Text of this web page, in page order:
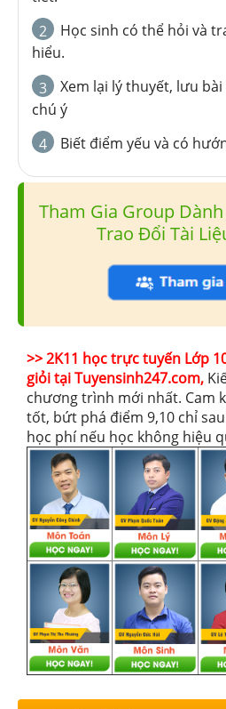
2
Học sinh có thể hỏi và
hiểu.
3
Xem lại lý thuyết, lưu
chú ý
4
Biết điểm yếu và có
Tham Gia Group Dành
Trao Đổi Tài
>> 2K11 học trực tuyến Lớp
giỏi tại Tuyensinh247.com,
chương trình mới nhất. Cam
tốt, bứt phá điểm 9,10 chỉ
học phí nếu học không hiệu